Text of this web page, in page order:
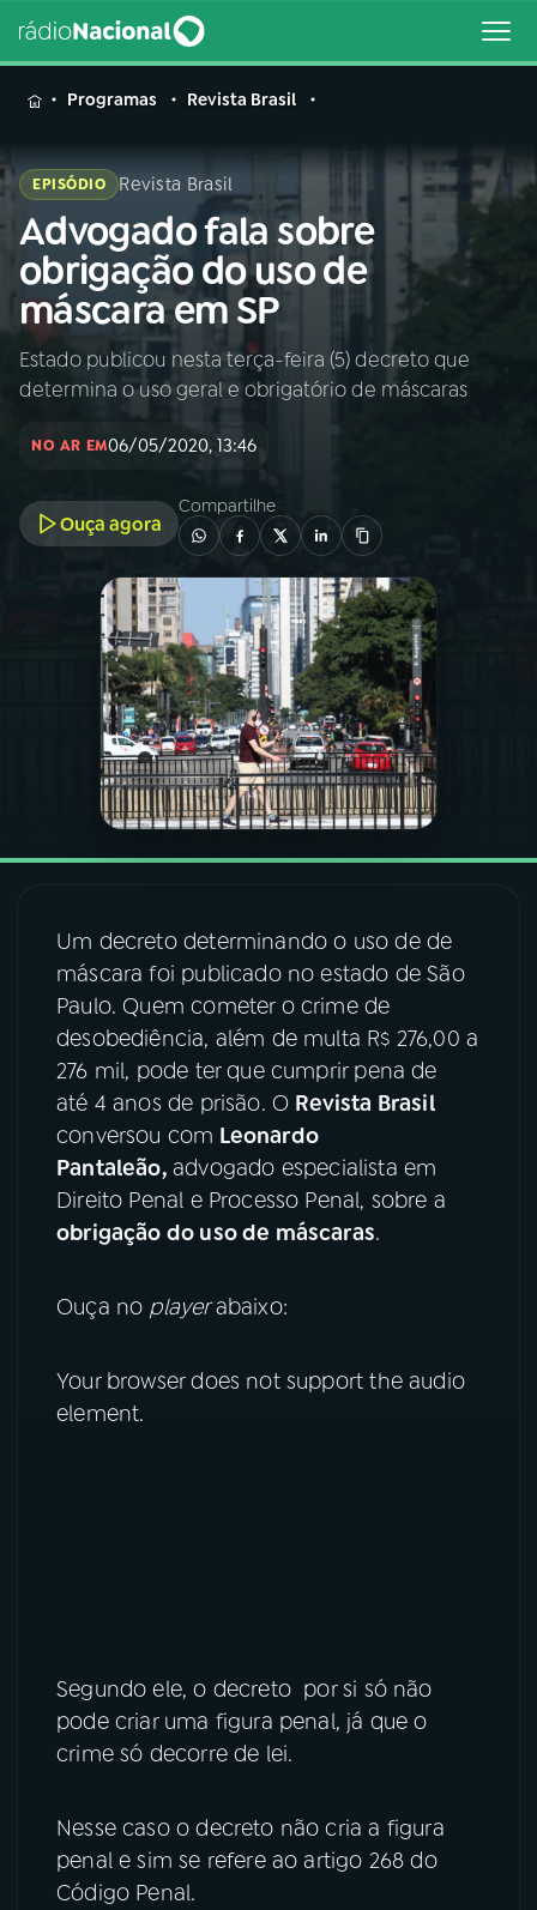
MENU
Buscar
na
Rádio
Nacional
Buscar
AO VIVO
INÍCIO
A RÁDIO
PROGRAMAÇÃO
PROGRAMAS
PODCASTS
VIDEOCASTS
FESTIVAL DE MÚSICA
ACOMPANHE A RÁDIO NACIONAL
Instagram X
TikTok
Programas Revista Brasil
EPISÓDIO Revista Brasil
Advogado fala sobre
obrigação do uso de
máscara em SP
Estado publicou nesta terça-feira (5) decreto que
determina o uso geral e obrigatório de máscaras
NO AR EM06/05/2020, 13:46
Ouça agora
Compartilhe
Um decreto determinando o uso de de
máscara foi publicado no estado de São
Paulo. Quem cometer o crime de
desobediência, além de multa R$ 276,00 a
276 mil, pode ter que cumprir pena de
até 4 anos de prisão. O Revista Brasil
conversou com Leonardo
Pantaleão, advogado especialista em
Direito Penal e Processo Penal, sobre a
obrigação do uso de máscaras.
Ouça no playerabaixo:
Your browser does not support the audio
element.
Segundo ele, o decreto por si só não
pode criar uma figura penal, já que o
crime só decorre de lei.
Nesse caso o decreto não cria a figura
penal e sim se refere ao artigo 268 do
Código Penal.